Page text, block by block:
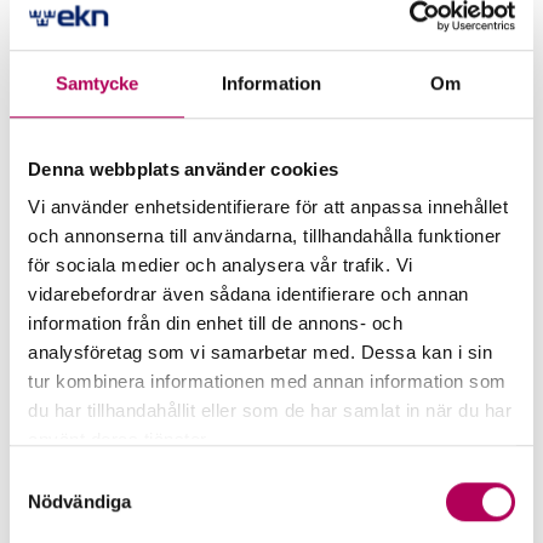
Samtycke Information Om
Denna webbplats använder cookies
Vi använder enhetsidentifierare för att anpassa innehållet
och annonserna till användarna, tillhandahålla funktioner
för sociala medier och analysera vår trafik. Vi
vidarebefordrar även sådana identifierare och annan
information från din enhet till de annons- och
analysföretag som vi samarbetar med. Dessa kan i sin
tur kombinera informationen med annan information som
du har tillhandahållit eller som de har samlat in när du har
personuppgifter.
Nödvändiga
flexibilitet i affärsmodeller och affärsupplägg,
effektivitet och snabbare processer hos både de
– Digitalisering utgör en stor tillväxtpotential för
de svenska exportörerna i form av hållbara, mer
effektiva helhetslösningar för transporter, gruvor,
energiutvinning, försvar och smarta städer, säger
Stefan Karlsson.
Risker för världshandeln
De positiva utsikterna för den globala handeln kan
osäkerhet runt om i världen. Däremot har de